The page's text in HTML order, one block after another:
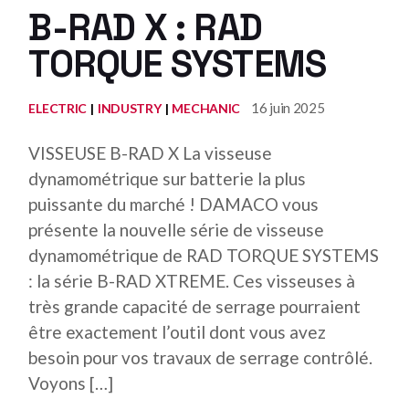
B-RAD X : RAD
TORQUE SYSTEMS
ELECTRIC INDUSTRY MECHANIC 16 juin 2025
VISSEUSE B-RAD X La visseuse
dynamométrique sur batterie la plus
puissante du marché ! DAMACO vous
présente la nouvelle série de visseuse
dynamométrique de RAD TORQUE SYSTEMS
: la série B-RAD XTREME. Ces visseuses à
très grande capacité de serrage pourraient
être exactement l’outil dont vous avez
besoin pour vos travaux de serrage contrôlé.
Voyons […]